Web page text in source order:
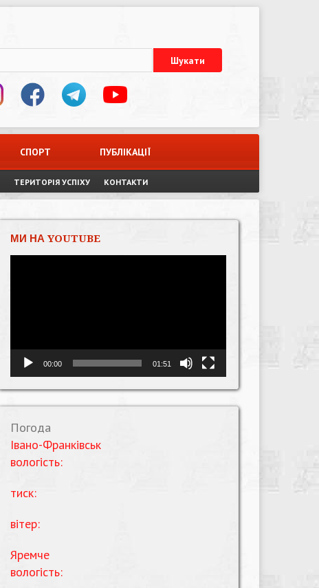
СПОРТ ПУБЛІКАЦІЇ
ТЕРИТОРІЯ УСПІХУ КОНТАКТИ
МИ НА YOUTUBE
00:00 01:51
Погода
Івано-Франківськ
вологість:
тиск:
вітер:
Яремче
вологість: